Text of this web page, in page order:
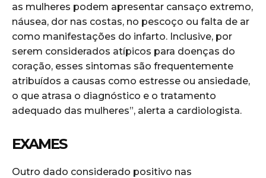
as mulheres podem apresentar cansaço extremo,
náusea, dor nas costas, no pescoço ou falta de ar
como manifestações do infarto. Inclusive, por
serem considerados atípicos para doenças do
coração, esses sintomas são frequentemente
atribuídos a causas como estresse ou ansiedade,
o que atrasa o diagnóstico e o tratamento
adequado das mulheres”, alerta a cardiologista.
EXAMES
Outro dado considerado positivo nas